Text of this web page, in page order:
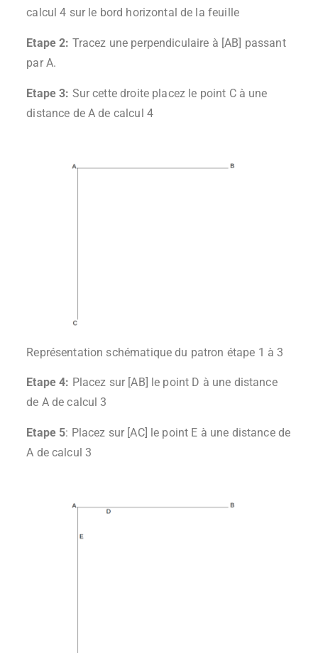
calcul 4 sur le bord horizontal de la feuille
Etape 2: Tracez une perpendiculaire à [AB] passant
par A.
Etape 3: Sur cette droite placez le point C à une
distance de A de calcul 4
Représentation schématique du patron étape 1 à 3
Etape 4: Placez sur [AB] le point D à une distance
de A de calcul 3
Etape 5: Placez sur [AC] le point E à une distance de
A de calcul 3